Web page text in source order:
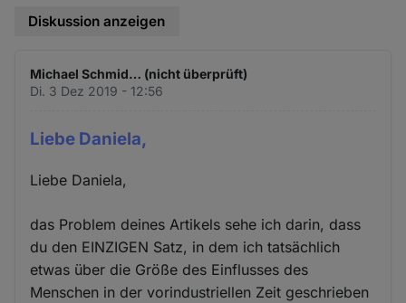
Diskussion anzeigen
Michael Schmid… (nicht überprüft)
Di. 3 Dez 2019 - 12:56
Liebe Daniela,
Liebe Daniela,
das Problem deines Artikels sehe ich darin, dass
du den EINZIGEN Satz, in dem ich tatsächlich
etwas über die Größe des Einflusses des
Menschen in der vorindustriellen Zeit geschrieben